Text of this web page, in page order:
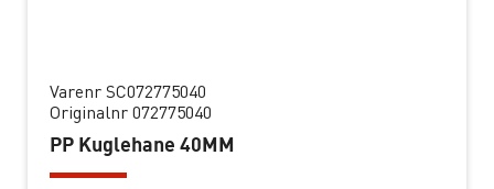
Varenr SC072775040
Originalnr 072775040
PP Kuglehane 40MM